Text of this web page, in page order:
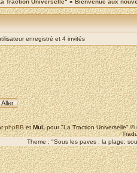
Traction Universelle" » Bienvenue aux
enregistré et 4 invités
phpBBetMuLpour "La Traction Universelle"
Theme : "Sous les paves : la plage;